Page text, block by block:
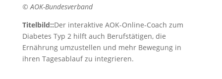
© AOK-Bundesverband
Titelbild::Der interaktive AOK-Online-Coach zum
Diabetes Typ 2 hilft auch Berufstätigen, die
Ernährung umzustellen und mehr Bewegung in
ihren Tagesablauf zu integrieren.